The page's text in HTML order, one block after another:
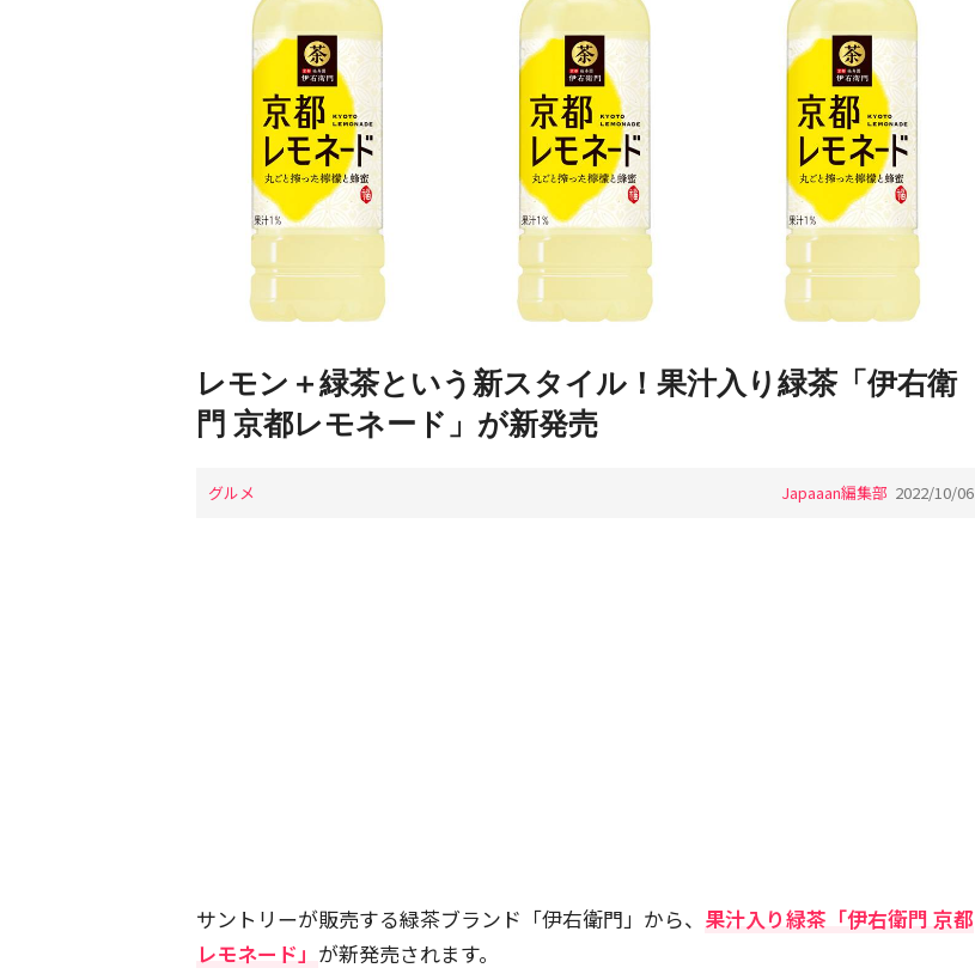
レモン＋緑茶という新スタイル！果汁入り緑茶「伊右衛
門 京都レモネード」が新発売
グルメ Japaaan編集部 2022/10/06
サントリーが販売する緑茶ブランド「伊右衛門」から、 果汁入り緑茶「伊右衛門 京都
レモネード」 が新発売されます。